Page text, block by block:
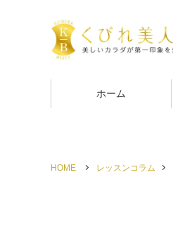
ホーム
HOME レッスンコラム